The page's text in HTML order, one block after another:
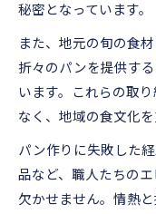
秘密となっています。
また、地元の旬の食
折々のパンを提供す
います。これらの取
なく、地域の食文化
パン作りに失敗した
品など、職人たちの
欠かせません。情熱